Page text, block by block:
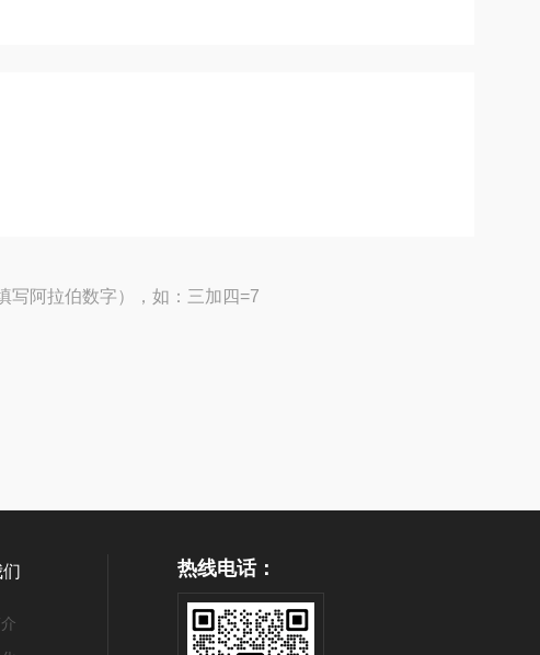
写阿拉伯数字），如：三加四=7
热线电话：